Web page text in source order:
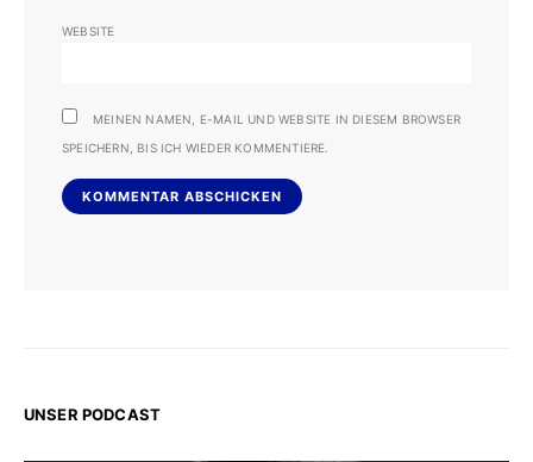
WEBSITE
MEINEN NAMEN, E-MAIL UND WEBSITE IN DIESEM BROWSER
SPEICHERN, BIS ICH WIEDER KOMMENTIERE.
UNSER PODCAST